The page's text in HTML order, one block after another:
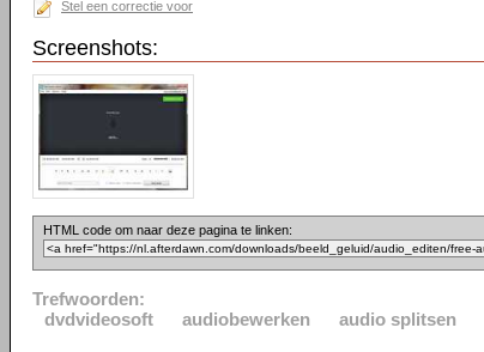
Stel een correctie voor
Screenshots:
HTML code om naar deze pagina te linken:
Trefwoorden:
dvdvideosoft
audiobewerken audio splitsen